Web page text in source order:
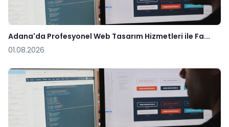
Adana'da Profesyonel Web Tasarım Hizmetleri ile Fa...
01.08.2026